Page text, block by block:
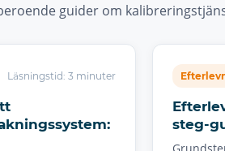
guider om
Läsningstid: 3 minuter
steg-